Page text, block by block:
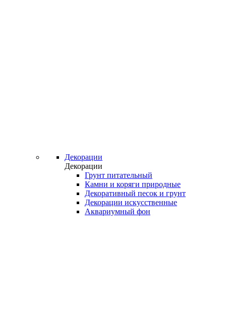
Декорации
Декорации
Грунт питательный
Камни и коряги природные
Декоративный песок и грунт
Декорации искусственные
Аквариумный фон